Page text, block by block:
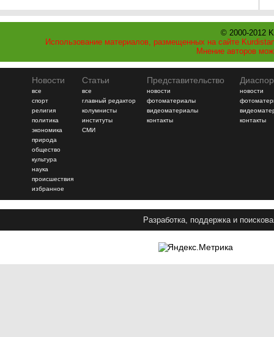
© 2000-2012
Использование материалов, размещенных на сайте
Мнение авторов
Новости
все
спорт
религия
политика
экономика
природа
общество
культура
наука
происшествия
избранное
Статьи
все
главный редактор
колумнисты
институты
СМИ
Представительство
новости
фотоматериалы
видеоматериалы
контакты
новости
контакты
Разработка, поддержка и